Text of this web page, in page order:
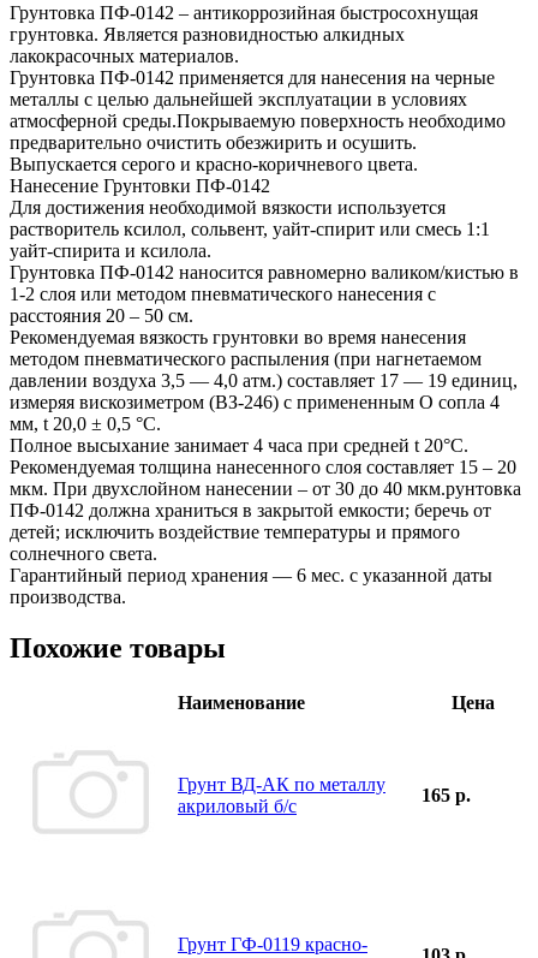
Грунтовка ПФ-0142 – антикоррозийная быстросохнущая
грунтовка. Является разновидностью алкидных
лакокрасочных материалов.
Грунтовка ПФ-0142 применяется для нанесения на черные
металлы с целью дальнейшей эксплуатации в условиях
атмосферной среды.Покрываемую поверхность необходимо
предварительно очистить обезжирить и осушить.
Выпускается серого и красно-коричневого цвета.
Нанесение Грунтовки ПФ-0142
Для достижения необходимой вязкости используется
растворитель ксилол, сольвент, уайт-спирит или смесь 1:1
уайт-спирита и ксилола.
Грунтовка ПФ-0142 наносится равномерно валиком/кистью в
1-2 слоя или методом пневматического нанесения с
расстояния 20 – 50 см.
Рекомендуемая вязкость грунтовки во время нанесения
методом пневматического распыления (при нагнетаемом
давлении воздуха 3,5 — 4,0 атм.) составляет 17 — 19 единиц,
измеряя вискозиметром (ВЗ-246) c примененным O сопла 4
мм, t 20,0 ± 0,5 °C.
Полное высыхание занимает 4 часа при средней t 20°С.
Рекомендуемая толщина нанесенного слоя составляет 15 – 20
мкм. При двухслойном нанесении – от 30 до 40 мкм.рунтовка
ПФ-0142 должна храниться в закрытой емкости; беречь от
детей; исключить воздействие температуры и прямого
солнечного света.
Гарантийный период хранения — 6 мес. с указанной даты
производства.
Похожие товары
Наименование Цена
Грунт ВД-АК по металлу
акриловый б/с
165 р.
Грунт ГФ-0119 красно-